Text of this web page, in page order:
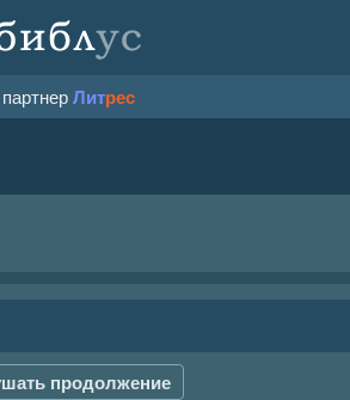
партнерЛитрес
продолжение